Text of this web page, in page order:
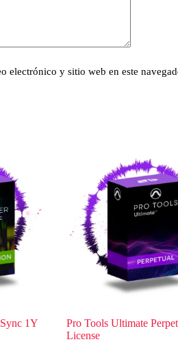
electrónico y sitio web en este
1Y
Pro Tools Ultimate
License